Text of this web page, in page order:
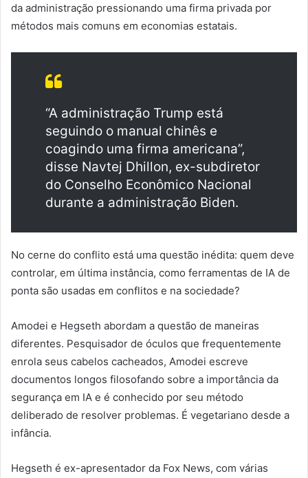
da administração pressionando uma firma privada por
métodos mais comuns em economias estatais.
“A administração Trump está
seguindo o manual chinês e
coagindo uma firma americana”,
disse Navtej Dhillon, ex-subdiretor
do Conselho Econômico Nacional
durante a administração Biden.
No cerne do conflito está uma questão inédita: quem deve
controlar, em última instância, como ferramentas de IA de
ponta são usadas em conflitos e na sociedade?
Amodei e Hegseth abordam a questão de maneiras
diferentes. Pesquisador de óculos que frequentemente
enrola seus cabelos cacheados, Amodei escreve
documentos longos filosofando sobre a importância da
segurança em IA e é conhecido por seu método
deliberado de resolver problemas. É vegetariano desde a
infância.
Hegseth é ex-apresentador da Fox News, com várias